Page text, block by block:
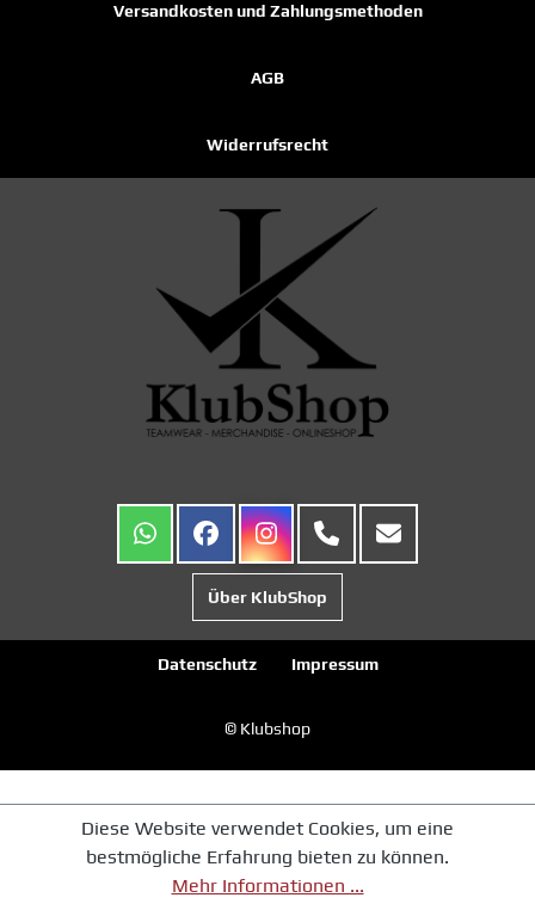
Versandkosten und Zahlungsmethoden
AGB
Widerrufsrecht
Über KlubShop
Datenschutz Impressum
© Klubshop
Diese Website verwendet Cookies, um eine
bestmögliche Erfahrung bieten zu können.
Mehr Informationen ...